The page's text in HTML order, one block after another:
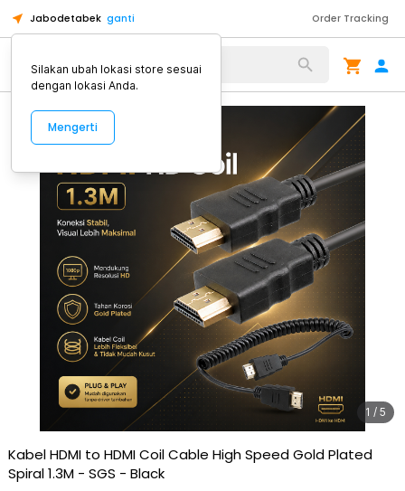
Jabodetabek ganti Order Tracking
Alat Kopi
1 / 5
Kabel HDMI to HDMI Coil Cable High Speed Gold Plated
Spiral 1.3M - SGS - Black
Silakan ubah lokasi store sesuai
dengan lokasi Anda.
Mengerti